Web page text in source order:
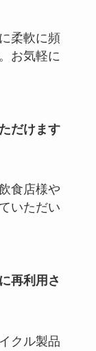
柔軟に頻
お気軽に
だけます
食店様や
いただい
再利用さ
クル製品